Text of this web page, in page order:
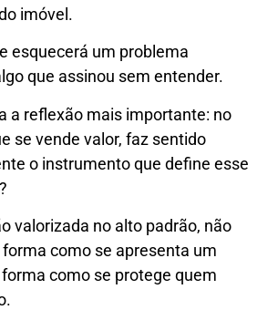
imóvel.
esquecerá um problema
que assinou sem entender.
a reflexão mais importante: no
se vende valor, faz sentido
o instrumento que define esse
valorizada no alto padrão, não
como se apresenta um
como se protege quem